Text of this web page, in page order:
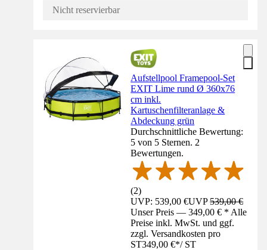
Nicht reservierbar
Aufstellpool Framepool-Set
EXIT Lime rund Ø 360x76
cm inkl.
Kartuschenfilteranlage &
Abdeckung grün
Durchschnittliche Bewertung:
5 von 5 Sternen. 2
Bewertungen.
(2)
UVP: 539,00 €UVP539,00 €
Unser Preis — 349,00 € * Alle
Preise inkl. MwSt. und ggf.
zzgl. Versandkosten pro
ST349,00 €*/ ST